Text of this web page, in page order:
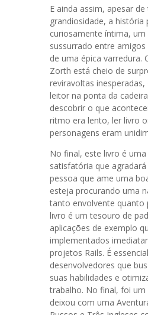
E ainda assim, apesar
grandiosidade, a história
curiosamente íntima, um
sussurrado entre
de uma épica varredura.
Zorth está cheio de
reviravoltas
leitor na ponta da
descobrir o que
ritmo era lento, ler livro
personagens eram
No final, este livro é
satisfatória que
pessoa que ame uma
esteja procurando uma
tanto envolvente quanto
livro é um tesouro de
aplicações de exemplo
implementados
projetos Rails. É
desenvolvedores que
suas habilidades e
trabalho. No final, foi um
deixou com uma